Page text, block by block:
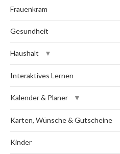
Frauenkram
Gesundheit
Haushalt
Interaktives Lernen
Kalender & Planer
Karten, Wünsche & Gutscheine
Kinder